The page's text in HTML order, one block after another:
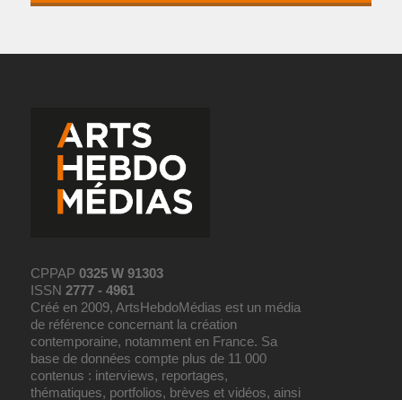
CPPAP0325 W 91303
ISSN2777 - 4961
Créé en 2009, ArtsHebdoMédias est un média
de référence concernant la création
contemporaine, notamment en France. Sa
base de données compte plus de 11 000
contenus : interviews, reportages,
thématiques, portfolios, brèves et vidéos, ainsi